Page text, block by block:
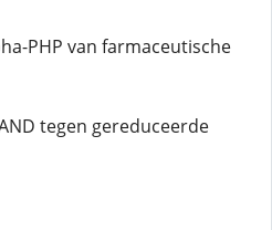
PHP van farmaceutische
tegen gereduceerde